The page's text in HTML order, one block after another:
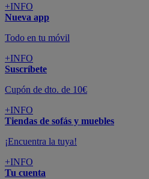
+INFO
Nueva app
Todo en tu móvil
+INFO
Suscríbete
Cupón de dto. de 10€
+INFO
Tiendas de sofás y muebles
¡Encuentra la tuya!
+INFO
Tu cuenta